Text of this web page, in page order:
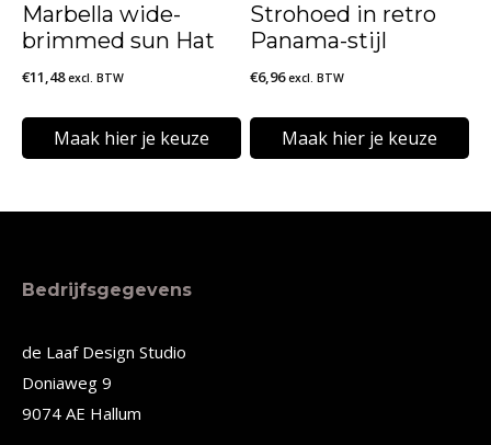
gekozen
gekozen
Marbella wide-
brimmed sun Hat
€11,48 excl. BTW
Maak hier je keuze
product
meerdere
Deze
optie
kan
Strohoed in retro
Panama-stijl
€6,96 excl. BTW
Maak hier je keuze
product
Bedrijfsgegevens
de Laaf Design Studio
Doniaweg 9
9074 AE Hallum